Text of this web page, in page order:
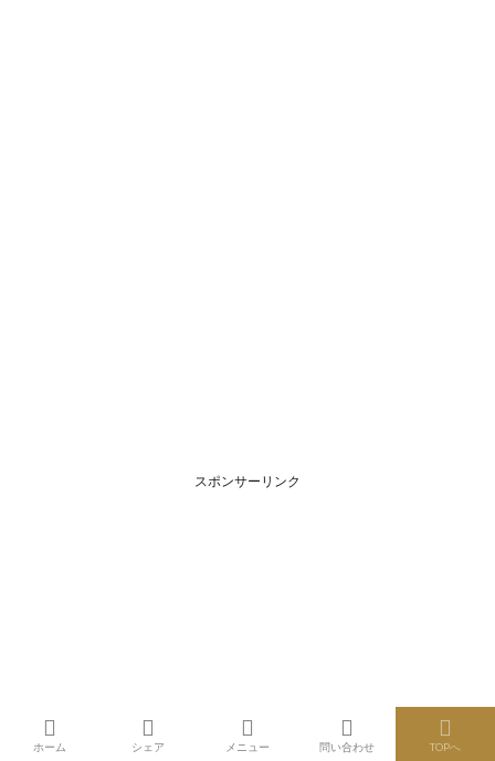
スポンサーリンク
ホーム シェア メニュー 問い合わせ TOPへ